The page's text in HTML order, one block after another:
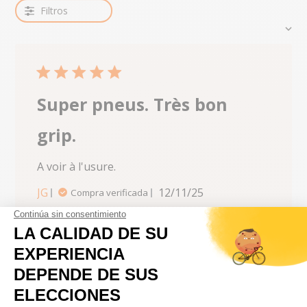
Filtros
5 star rating
Super pneus. Très bon
grip.
A voir à l'usure.
JG
Compra verificada 12/11/25
5 star rating
service rapide